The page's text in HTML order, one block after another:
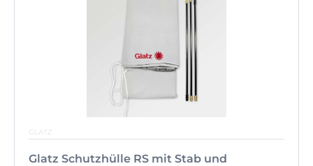
GLATZ
Glatz Schutzhülle RS mit Stab und